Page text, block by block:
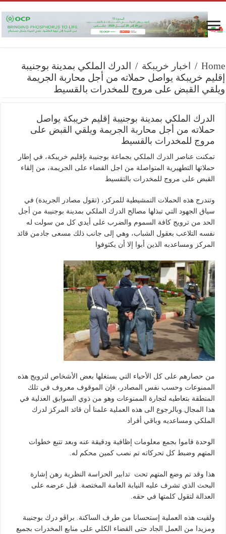
Home
/ اخبار خريبكة /
الدرك الملكي بمدينة بوجنيبة
إقليم خريبكة يواصل حملاته من أجل محاربة الجريمة
ويلقي القبض على مروج للمخدرات بالقسيط
الدرك الملكي بمدينة بوجنيبة إقليم خريبكة يواصل
حملاته من أجل محاربة الجريمة ويلقي القبض على
مروج للمخدرات بالقسيط
تمكنت عناصر الدرك الملكي بجماعة بوجنيبة بإقليم خريبكة، في إطار
حملاتها التطهيرية المتواصلة من اجل القضاء على الجريمة، من إلقاء
القبض على مروج للمخدرات بالتقسيط
وتندرج هذه الحملات التمشيطية للمركز، (تقول مصادر الجريدة) في
سياق الجهود التي تبذلها مصالح الدرك الملكي بمدينة بوجنيبة من أجل
الحد من ترويج كافة السموم والضرب على أيدي كل من سولت له
نفسه التلاعب بعقول الشباب، وهي إلى جانب ذلك مسعى جادمن قائد
المركز ومساعدبه الذين أبوا إلا أن يكثوفوا
من حصارهم على كل الأحياء التي يستغلها بعض الأشخاص لترويج هذه
الممنوعات وحسب نفس المصادر، فإن الموقوف معروف في تلك
المنطقة بتعاطيه لتجارة الممنوعات وهو من ذوي السوابق العدلية في
هذا المجال.وبالرجوع الى هذه العملية علمنا أن قائد المركز لدرك
الملكي ومساعديه وباقي أفراد
الوحدة قاموا بجمع معلومات إظافية ودقيقة عنه وبعد تتبع خطوات
المتهم وضبط كل تحركاته تم نصب كمين محكم له.
هذا وقد تم وضع المتهم تحت تدابير الحراسة النظرية رهن إشارة
البحث الذي تشرف عليه النيابة العامة المختصة. قبل عرضه على
العدالة لتقول كلمتها في حقه.
ولقيت هذه العملية إستحسانا من طرف الساكنة. براڤو درك بوجنيبة
ومزيدا من العمل الجاد حتى القضاء الكلي على منابع المخدرات بجميع